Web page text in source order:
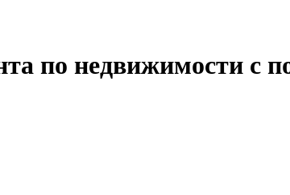
по недвижимости с